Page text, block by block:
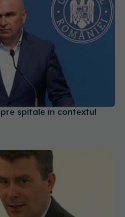
spitale în contextul